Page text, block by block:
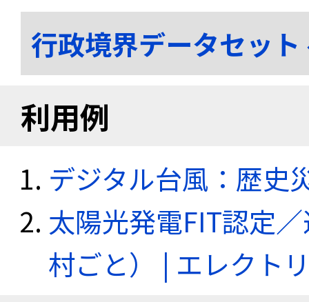
行政境界データセッ
利用例
デジタル台風：歴史
太陽光発電FIT認定
村ごと） | エレクト